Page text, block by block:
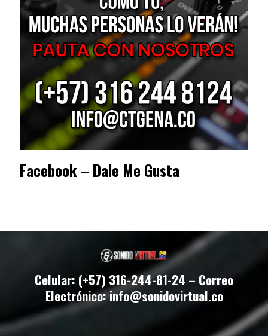
Facebook – Dale Me Gusta
Celular: (+57) 316-244-81-24 – Correo
Electrónico: info@sonidovirtual.co